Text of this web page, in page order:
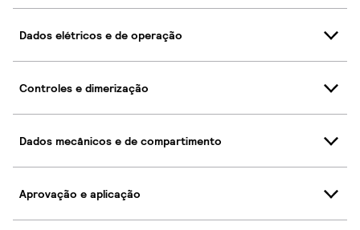
Dados elétricos e de operação
Controles e dimerização
Dados mecânicos e de compartimento
Aprovação e aplicação